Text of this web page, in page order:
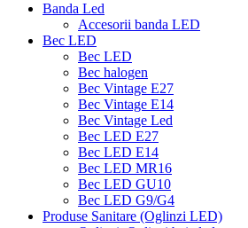
Banda Led
Accesorii banda LED
Bec LED
Bec LED
Bec halogen
Bec Vintage E27
Bec Vintage E14
Bec Vintage Led
Bec LED E27
Bec LED E14
Bec LED MR16
Bec LED GU10
Bec LED G9/G4
Produse Sanitare (Oglinzi LED)